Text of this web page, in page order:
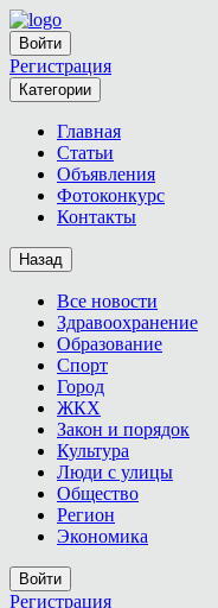
Войти
Регистрация
Категории
Главная
Статьи
Объявления
Фотоконкурс
Контакты
Назад
Все новости
Здравоохранение
Образование
Спорт
Город
ЖКХ
Закон и порядок
Культура
Люди с улицы
Общество
Регион
Экономика
Войти
Регистрация